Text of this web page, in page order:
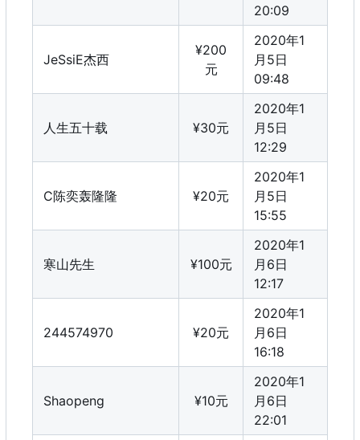
20:09
JeSsiE杰西
¥200
元
2020年1
月5日
09:48
人生五十载 ¥30元
2020年1
月5日
12:29
C陈奕轰隆隆 ¥20元
2020年1
月5日
15:55
寒山先生 ¥100元
2020年1
月6日
12:17
244574970 ¥20元
2020年1
月6日
16:18
Shaopeng ¥10元
2020年1
月6日
22:01